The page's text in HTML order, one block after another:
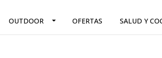
OUTDOOR OFERTAS SALUD Y